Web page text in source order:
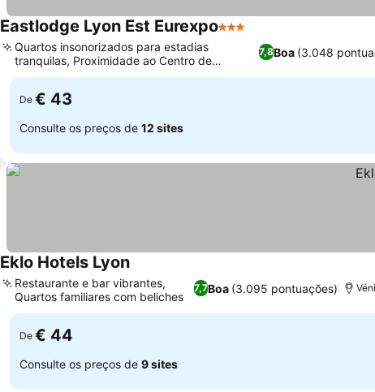
Eastlodge Lyon Est Eurexpo3 Estrelas
7,8Boa (3.048
Quartos insonorizados para estadias
tranquilas, Proximidade ao Centro de
Convenções Eurexpo
De € 43
Consulte os preços de 12 sites
Eklo Hotels Lyon
7,7Boa (3.095 pontuações)
Restaurante e bar vibrantes,
Quartos familiares com beliches
De € 44
Consulte os preços de 9 sites